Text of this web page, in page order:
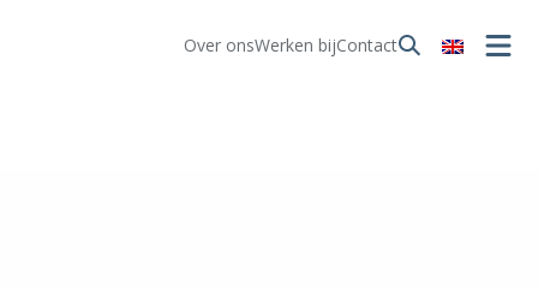
Over onsWerken bijContact